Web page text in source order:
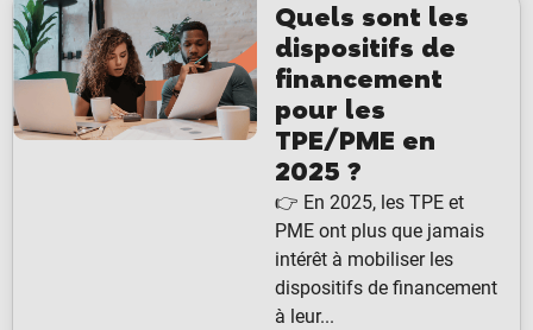
Quels sont les
dispositifs de
financement
pour les
TPE/PME en
2025 ?
👉 En 2025, les TPE et
PME ont plus que jamais
intérêt à mobiliser les
dispositifs de financement
à leur...